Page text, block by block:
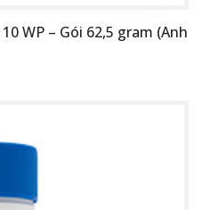
WP – Gói 62,5 gram (Anh